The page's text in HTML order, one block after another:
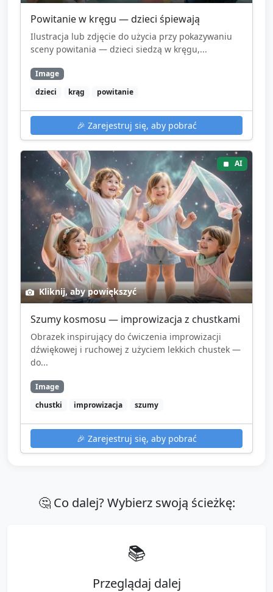
Powitanie w kręgu — dzieci śpiewają
Ilustracja lub zdjęcie do użycia przy pokazywaniu
sceny powitania — dzieci siedzą w kręgu,...
Image
dzieci
krąg powitanie
🎉 Zarejestruj się, aby pobrać
AI
Kliknij, aby powiększyć
Szumy kosmosu — improwizacja z chustkami
Obrazek inspirujący do ćwiczenia improwizacji
dźwiękowej i ruchowej z użyciem lekkich chustek —
do...
Image
chustki
improwizacja szumy
🎉 Zarejestruj się, aby pobrać
🤔 Co dalej? Wybierz swoją ścieżkę:
📚
Przeglądaj dalej